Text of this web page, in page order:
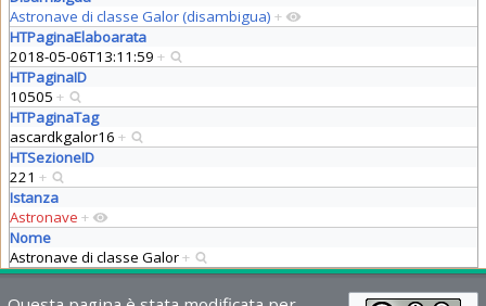
Astronave di classe Galor (disambigua) +
HTPaginaElaboarata
2018-05-06T13:11:59 +
HTPaginaID
10505 +
HTPaginaTag
ascardkgalor16 +
HTSezioneID
221 +
Istanza
Astronave +
Nome
Astronave di classe Galor+